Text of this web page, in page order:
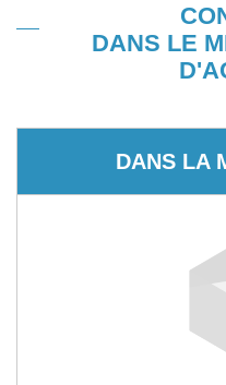
DANS LE
DANS LA